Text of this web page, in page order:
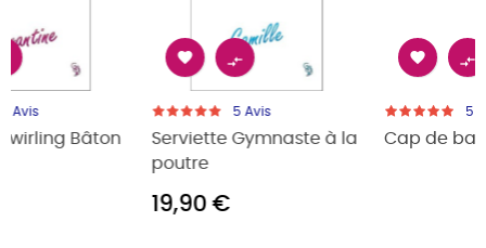
à la

5Avis
Cap de bain Bébé
5Avis
Serviette Gymnaste